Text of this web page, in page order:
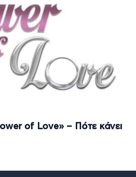
of Love» – Πότε κάνει